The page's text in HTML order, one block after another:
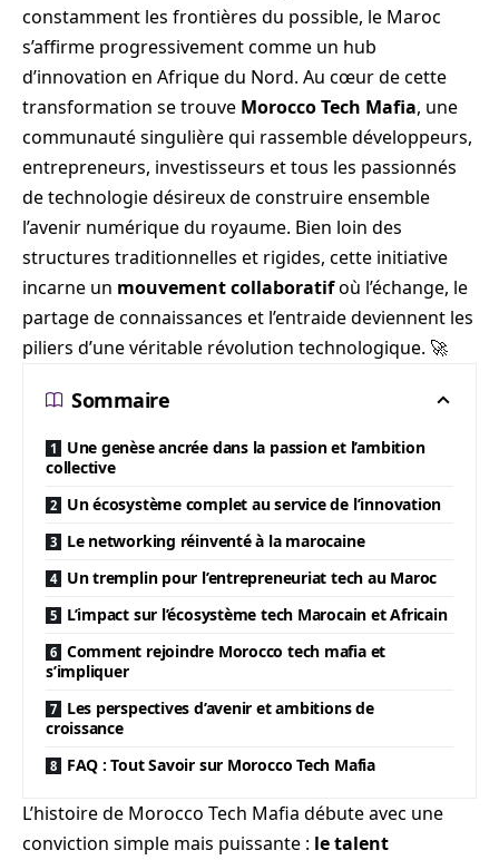
constamment les frontières du possible, le Maroc
s’affirme progressivement comme un hub
d’innovation en Afrique du Nord. Au cœur de cette
transformation se trouve Morocco Tech Mafia, une
communauté singulière qui rassemble développeurs,
entrepreneurs, investisseurs et tous les passionnés
de technologie désireux de construire ensemble
l’avenir numérique du royaume. Bien loin des
structures traditionnelles et rigides, cette initiative
incarne un mouvement collaboratifoù l’échange, le
partage de connaissances et l’entraide deviennent les
piliers d’une véritable révolution technologique. 🚀
Sommaire
Une genèse ancrée dans la passion et l’ambition
collective
Un écosystème complet au service de l’innovation
Le networking réinventé à la marocaine
Un tremplin pour l’entrepreneuriat tech au Maroc
L’impact sur l’écosystème tech Marocain et Africain
Comment rejoindre Morocco tech mafia et
s’impliquer
Les perspectives d’avenir et ambitions de
croissance
FAQ : Tout Savoir sur Morocco Tech Mafia
L’histoire de Morocco Tech Mafia débute avec une
conviction simple mais puissante : le talent